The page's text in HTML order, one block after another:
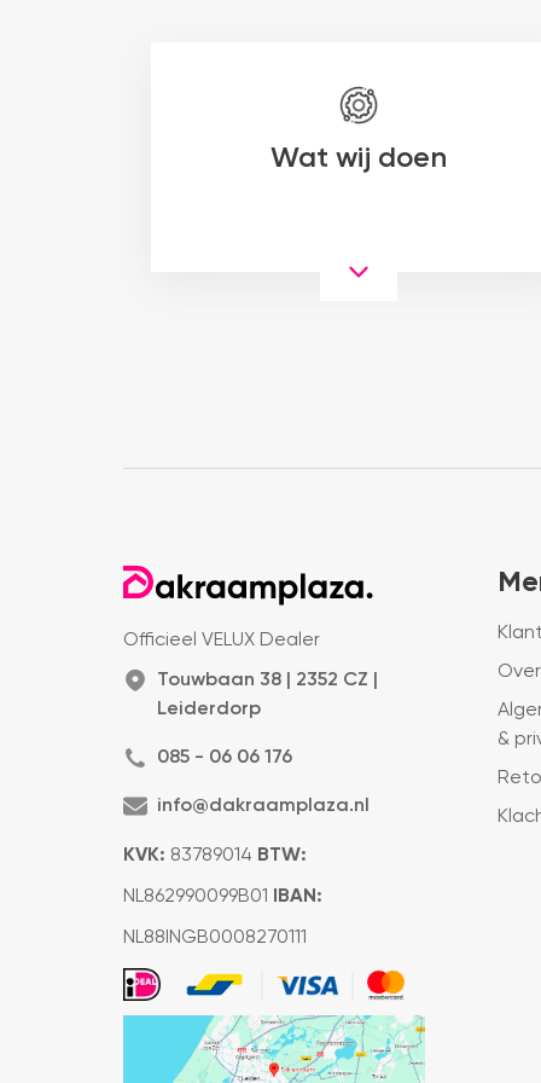
Wat wij doen
Officieel VELUX Dealer
Touwbaan 38 | 2352 CZ |
Leiderdorp
085 - 06 06 176
info@dakraamplaza.nl
KVK: 83789014 BTW:
NL862990099B01 IBAN:
NL88INGB0008270111
&